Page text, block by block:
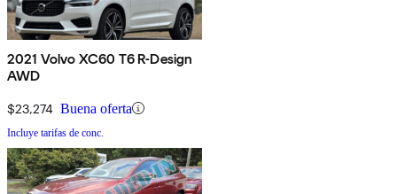
2021 Volvo XC60 T6 R-Design
AWD
$23,274 Buena oferta
Incluye tarifas de conc.